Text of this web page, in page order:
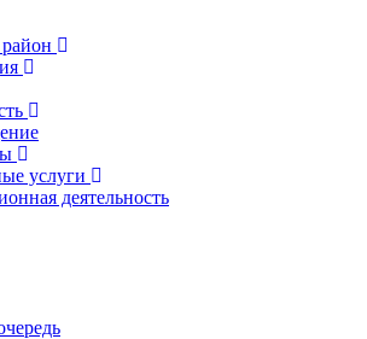
услуги
деятельность